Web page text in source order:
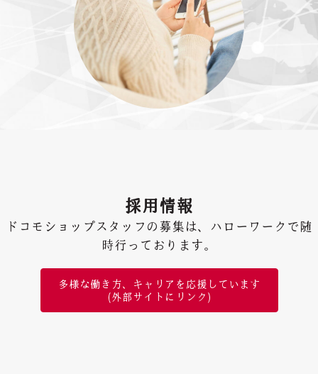
採用情報
ドコモショップスタッフの募集は、ハローワークで随
時行っております。
多様な働き方、キャリアを応援しています
(外部サイトにリンク)